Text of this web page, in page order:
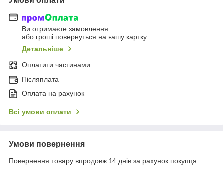
Ви отримаєте замовлення
або гроші повернуться на вашу картку
Детальніше
Оплатити частинами
Післяплата
Оплата на рахунок
Всі умови оплати
Умови повернення
Повернення товару впродовж 14 днів за рахунок покупця